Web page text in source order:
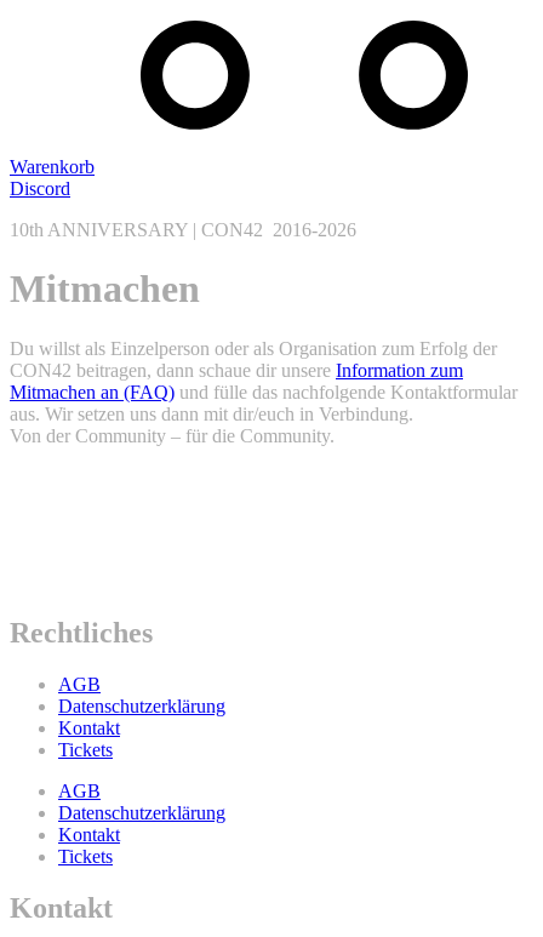
Warenkorb
Discord
10th ANNIVERSARY | CON42 2016-2026
Mitmachen
Du willst als Einzelperson oder als Organisation zum Erfolg der
CON42 beitragen, dann schaue dir unsere Information zum
Mitmachen an (FAQ) und fülle das nachfolgende Kontaktformular
aus. Wir setzen uns dann mit dir/euch in Verbindung.
Von der Community – für die Community.
Rechtliches
AGB
Datenschutzerklärung
Kontakt
Tickets
AGB
Datenschutzerklärung
Kontakt
Tickets
Kontakt